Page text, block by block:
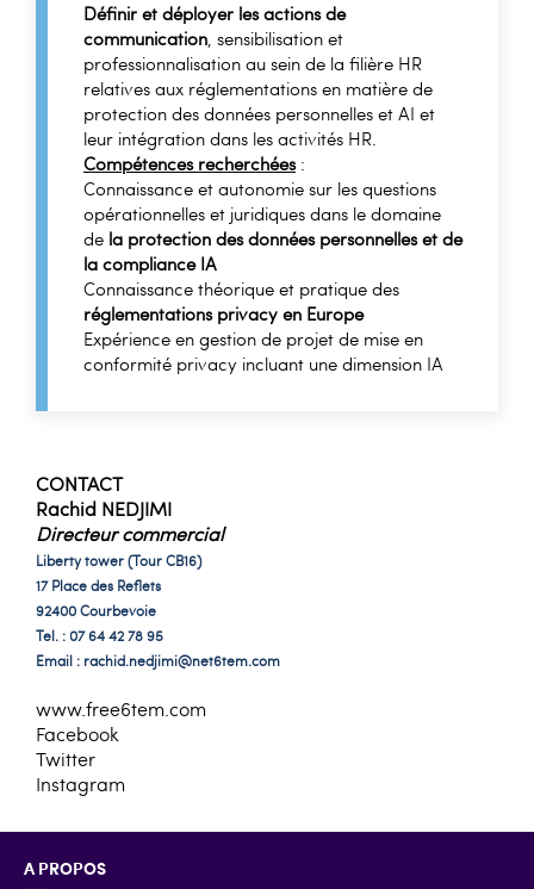
Définir et déployer les actions de
communication, sensibilisation et
professionnalisation au sein de la filière HR
relatives aux réglementations en matière de
protection des données personnelles et AI et
leur intégration dans les activités HR.
Compétences recherchées:
Connaissance et autonomie sur les questions
opérationnelles et juridiques dans le domaine
de la protection des données personnelles et de
la compliance IA
Connaissance théorique et pratique des
réglementations privacy en Europe
Expérience en gestion de projet de mise en
conformité privacy incluant une dimension IA
CONTACT
Rachid NEDJIMI
Directeur commercial
Liberty tower (Tour CB16)
17 Place des Reflets
92400 Courbevoie
Tel. : 07 64 42 78 95
Email : rachid.nedjimi@net6tem.com
www.free6tem.com
Facebook
Twitter
Instagram
A PROPOS